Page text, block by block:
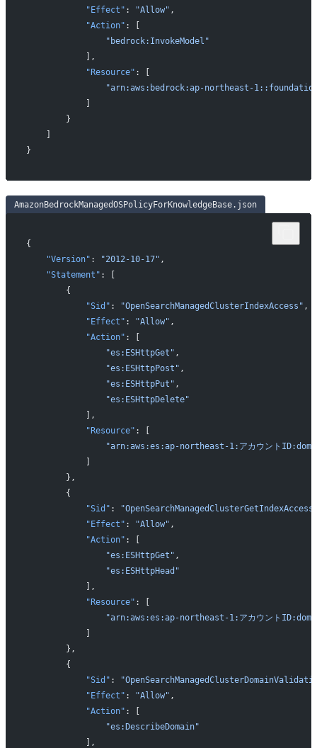
            "Effect"
: "Allow" ,
            "Action"
: [
                "bedrock:InvokeModel"
            ],
            "Resource"
: [
"arn:aws:bedrock:ap-northeast-
        }
}
AmazonBedrockManagedOSPolicyForKnowledgeBase.json
{
    "Version"
: "2012-10-17" ,
    "Statement"
: [
        {
            "Sid"
: "OpenSearchManagedClusterIndexAccess" ,
            "Effect"
: "Allow" ,
            "Action"
: [
                "es:ESHttpGet"
,
                "es:ESHttpPost"
,
                "es:ESHttpPut"
,
                "es:ESHttpDelete"
            ],
            "Resource"
: [
"arn:aws:es:ap-northeast-1:アカウント
            ]
        },
        {
            "Sid"
:
            "Effect"
: "Allow" ,
            "Action"
: [
                "es:ESHttpGet"
,
                "es:ESHttpHead"
            ],
            "Resource"
: [
"arn:aws:es:ap-northeast-1:アカウント
            ]
        },
        {
            "Sid"
:
            "Effect"
: "Allow" ,
            "Action"
: [
                "es:DescribeDomain"
            ],